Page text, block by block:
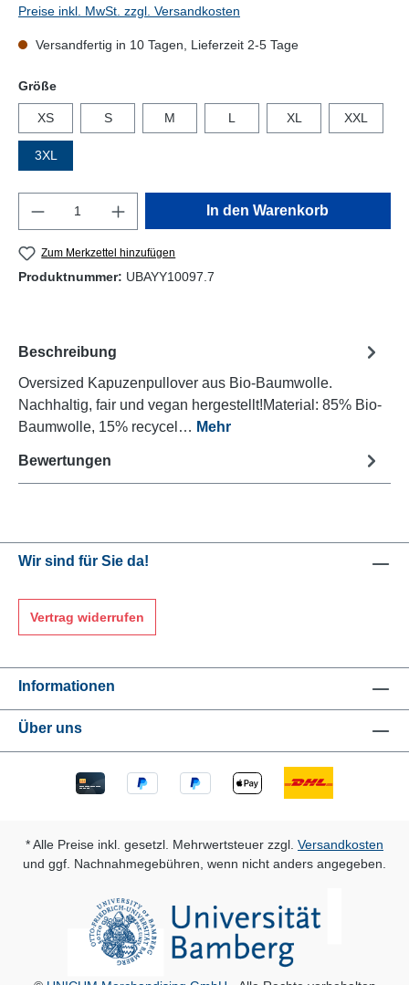
Preise inkl. MwSt. zzgl. Versandkosten
Versandfertig in 10 Tagen, Lieferzeit 2-5 Tage
Größeauswählen
XS S M L XL XXL
3XL
Produkt Anzahl: Gib den gewünschten
In den Warenkorb
Zum Merkzettel hinzufügen
Produktnummer: UBAYY10097.7
Beschreibung
Oversized Kapuzenpullover aus Bio-Baumwolle.
Nachhaltig, fair und vegan hergestellt!Material: 85% Bio-
Baumwolle, 15% recycel… Mehr
Bewertungen
Wir sind für Sie da!
Vertrag widerrufen
Informationen
Über uns
* Alle Preise inkl. gesetzl. Mehrwertsteuer zzgl. Versandkosten
und ggf. Nachnahmegebühren, wenn nicht anders angegeben.